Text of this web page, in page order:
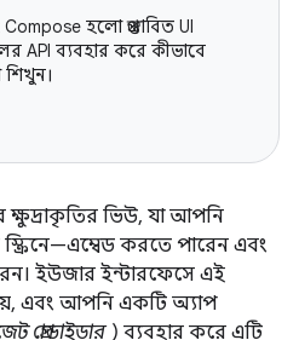
হলো প্রস্তাবিত UI
API ব্যবহার করে কীভাবে
ভিউ, যা আপনি
করতে পারেন এবং
ইউজার ইন্টারফেসে এই
এবং আপনি একটি অ্যাপ
প্রোভাইডার) ব্যবহার করে এটি